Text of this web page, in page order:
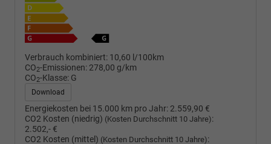
Verbrauch kombiniert: 10,60 l/100km
CO2-Emissionen: 278,00 g/km
CO2-Klasse: G
Download
Energiekosten bei 15.000 km pro Jahr: 2.559,90 €
CO2 Kosten (niedrig) (Kosten Durchschnitt 10 Jahre):
2.502,- €
CO2 Kosten (mittel) (Kosten Durchschnitt 10 Jahre):